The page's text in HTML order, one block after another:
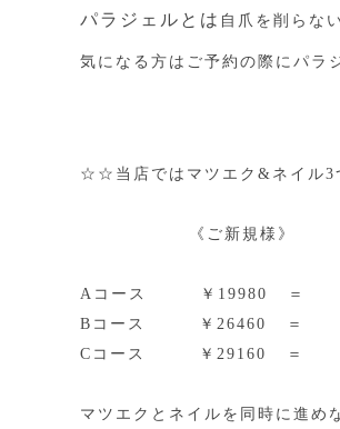
パラジェルとは 自爪を削らな
気になる方はご予約の際にパラ
☆☆当店ではマツエク&ネイル3
《ご新規様》
Aコース ￥19980 ＝
Bコース ￥26460 ＝
Cコース ￥29160 ＝ ￥
マツエクとネイルを同時に進め